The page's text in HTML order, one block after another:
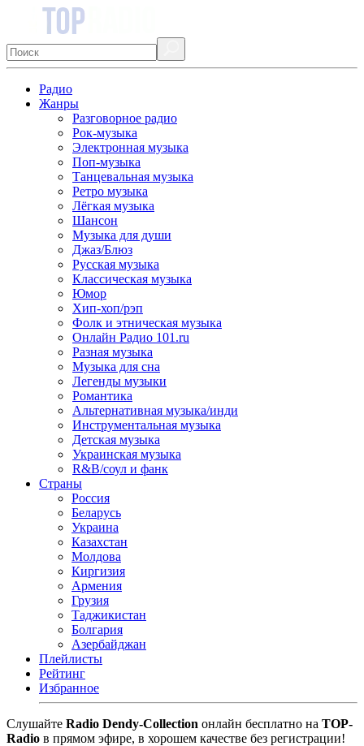
Радио
Жанры
Разговорное радио
Рок-музыка
Электронная музыка
Поп-музыка
Танцевальная музыка
Ретро музыка
Лёгкая музыка
Шансон
Музыка для души
Джаз/Блюз
Русская музыка
Классическая музыка
Юмор
Хип-хоп/рэп
Фолк и этническая музыка
Онлайн Радио 101.ru
Разная музыка
Музыка для сна
Легенды музыки
Романтика
Альтернативная музыка/инди
Инструментальная музыка
Детская музыка
Украинская музыка
R&B/cоул и фанк
Страны
Россия
Беларусь
Украина
Казахстан
Молдова
Киргизия
Армения
Грузия
Таджикистан
Болгария
Азербайджан
Плейлисты
Рейтинг
Избранное
Cлушайте Radio Dendy-Collection онлайн бесплатно на TOP-
Radio в прямом эфире, в хорошем качестве без регистрации!